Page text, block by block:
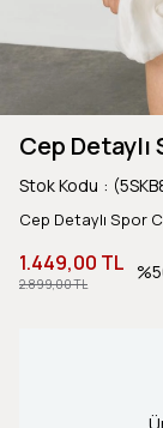
Cep Detaylı
Stok Kodu
Cep Detaylı Spor
2.899,00 TL
1.449,00 TL